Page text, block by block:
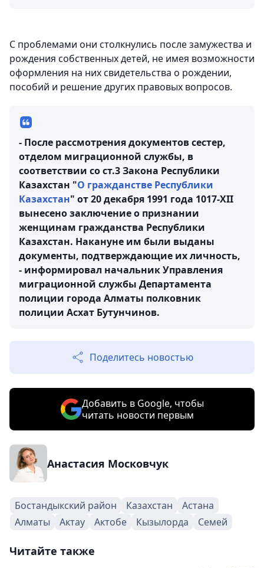
С проблемами они столкнулись после замужества и
рождения собственных детей, не имея возможности
оформления на них свидетельства о рождении,
пособий и решение других правовых вопросов.
- После рассмотрения документов сестер,
отделом миграционной службы, в
соответствии со ст.3 Закона Республики
Казахстан "О гражданстве Республики
Казахстан" от 20 декабpя 1991 года 1017-XII
вынесено заключение о признании
женщинам гражданства Республики
Казахстан. Накануне им были выданы
документы, подтверждающие их личность,
- информировал начальник Управления
миграционной службы Департамента
полиции города Алматы полковник
полиции Асхат Бутунчинов.
Поделитесь новостью
Добавить в Google, чтобы
читать новости первым
Анастасия Московчук
Бостандыкский район Казахстан
Астана
Алматы
Актау Актобе Кызылорда Семей
Читайте также